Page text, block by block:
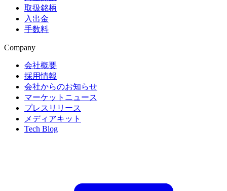
取扱銘柄
入出金
手数料
Company
会社概要
採用情報
会社からのお知らせ
マーケットニュース
プレスリリース
メディアキット
Tech Blog